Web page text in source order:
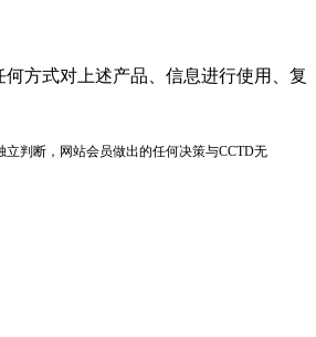
方式对上述产品、信息进行使用、复
判断，网站会员做出的任何决策与CCTD无